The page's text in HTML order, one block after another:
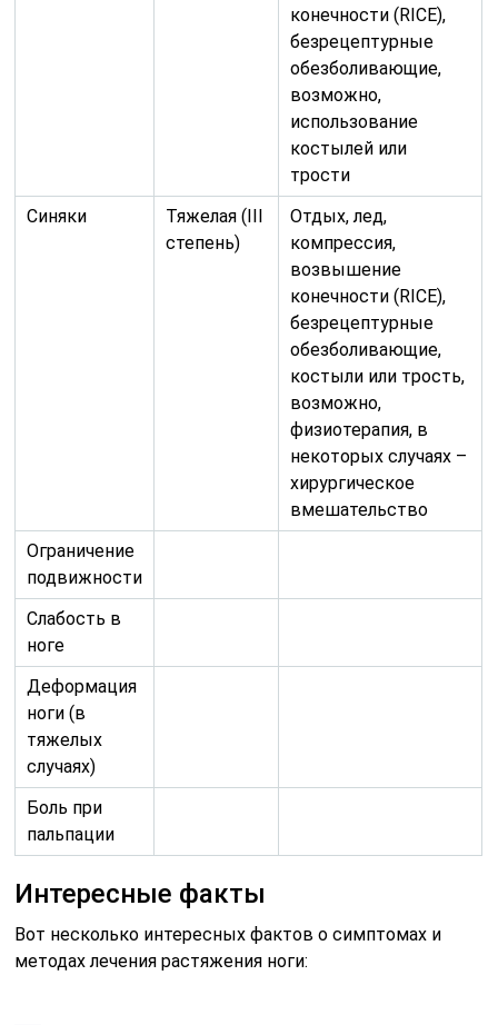
конечности (RICE),
безрецептурные
обезболивающие,
возможно,
использование
костылей или
трости
Синяки
Тяжелая (III
степень)
Отдых, лед,
компрессия,
возвышение
конечности (RICE),
безрецептурные
обезболивающие,
костыли или трость,
возможно,
физиотерапия, в
некоторых случаях –
хирургическое
вмешательство
Ограничение
подвижности
Слабость в
ноге
Деформация
ноги (в
тяжелых
случаях)
Боль при
пальпации
Интересные факты
Вот несколько интересных фактов о симптомах и
методах лечения растяжения ноги: